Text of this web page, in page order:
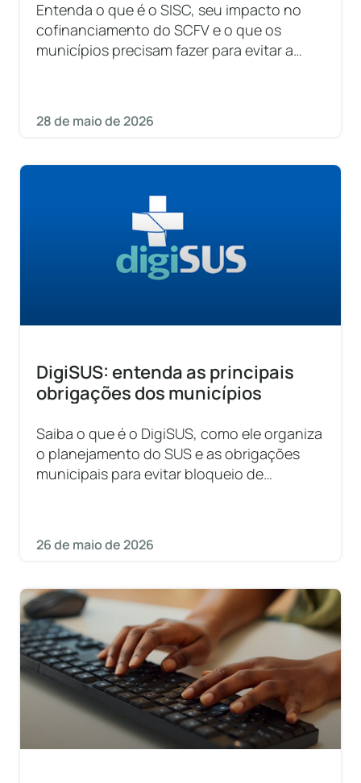
Entenda o que é o SISC, seu impacto no
cofinanciamento do SCFV e o que os
municípios precisam fazer para evitar a
28 de maio de 2026
DigiSUS: entenda as principais
obrigações dos municípios
Saiba o que é o DigiSUS, como ele organiza
o planejamento do SUS e as obrigações
municipais para evitar bloqueio de
26 de maio de 2026